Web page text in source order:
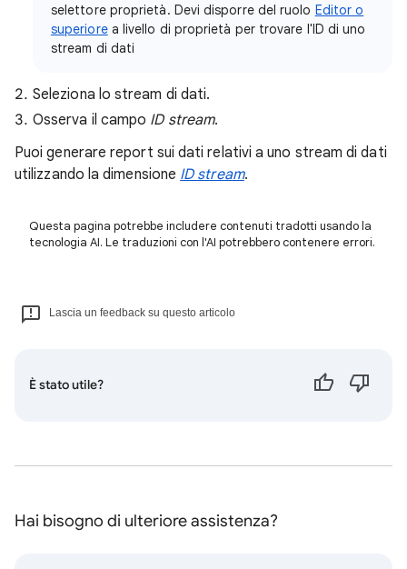
selettore proprietà. Devi disporre del ruolo Editor o
superiorea livello di proprietà per trovare l'ID di uno
stream di dati
Seleziona lo stream di dati.
Osserva il campo ID stream.
Puoi generare report sui dati relativi a uno stream di dati
utilizzando la dimensione ID stream.
Questa pagina potrebbe includere contenuti tradotti usando la
tecnologia AI. Le traduzioni con l'AI potrebbero contenere errori.
Lascia un feedback su questo articolo
È stato utile?
Hai bisogno di ulteriore assistenza?